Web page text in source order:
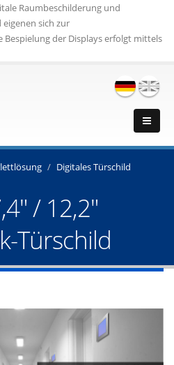
Raumbeschilderung und
sich zur
der Displays erfolgt mittels
Digitales Türschild
/ 12,2"
Türschild